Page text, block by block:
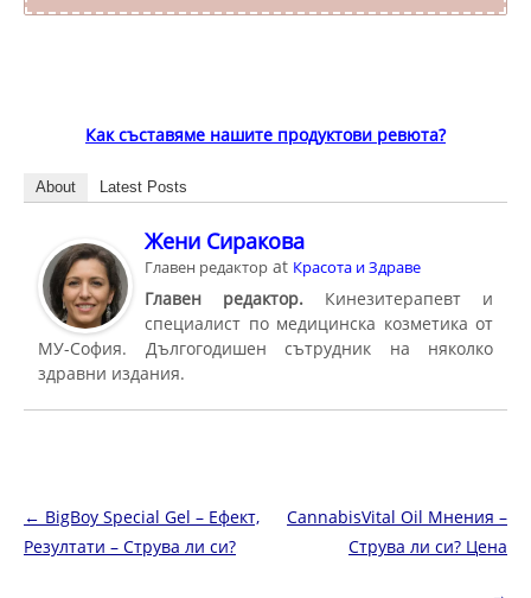
Как съставяме нашите продуктови ревюта?
About Latest Posts
Жени Сиракова
Главен редактор at Красота и Здраве
Главен редактор. Кинезитерапевт и
специалист по медицинска козметика от
МУ-София. Дългогодишен сътрудник на няколко
здравни издания.
Навигация в публикациите
← BigBoy Special Gel – Ефект,
Резултати – Струва ли си?
CannabisVital Oil Мнения –
Струва ли си? Цена